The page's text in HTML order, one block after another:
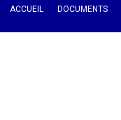
ACCUEIL DOCUMENTS